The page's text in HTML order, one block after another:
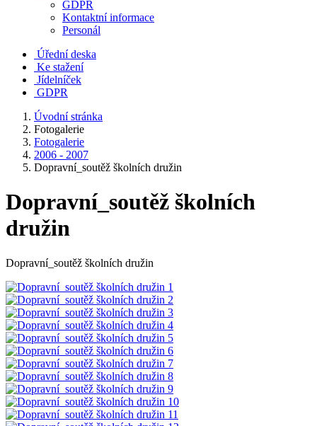
GDPR
Kontaktní informace
Personál
Úřední deska
Ke stažení
Jídelníček
GDPR
Úvodní stránka
Fotogalerie
Fotogalerie
2006 - 2007
Dopravní_soutěž školních družin
Dopravní_soutěž školních
družin
Dopravní_soutěž školních družin